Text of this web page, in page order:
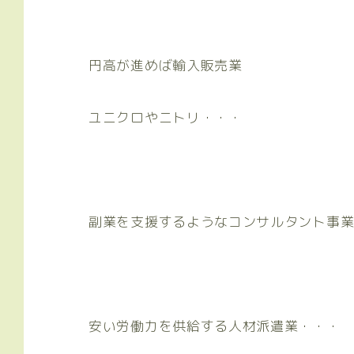
円高が進めば輸入販売業
ユニクロやニトリ・・・
副業を支援するようなコンサルタント事業
安い労働力を供給する人材派遣業・・・